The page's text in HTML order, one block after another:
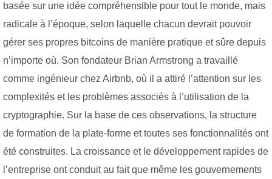
basée sur une idée compréhensible pour tout le monde, mais
radicale à l’époque, selon laquelle chacun devrait pouvoir
gérer ses propres bitcoins de manière pratique et sûre depuis
n’importe où. Son fondateur Brian Armstrong a travaillé
comme ingénieur chez Airbnb, où il a attiré l’attention sur les
complexités et les problèmes associés à l’utilisation de la
cryptographie. Sur la base de ces observations, la structure
de formation de la plate-forme et toutes ses fonctionnalités ont
été construites. La croissance et le développement rapides de
l’entreprise ont conduit au fait que même les gouvernements